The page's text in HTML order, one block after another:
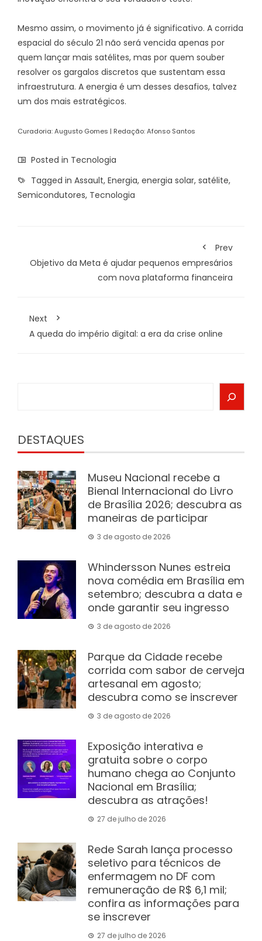
Mesmo assim, o movimento já é significativo. A corrida
espacial do século 21 não será vencida apenas por
quem lançar mais satélites, mas por quem souber
resolver os gargalos discretos que sustentam essa
infraestrutura. A energia é um desses desafios, talvez
um dos mais estratégicos.
Curadoria: Augusto Gomes | Redação: Afonso Santos
Posted in Tecnologia
Tagged in Assault, Energia, energia solar, satélite,
Semicondutores, Tecnologia
Prev
Objetivo da Meta é ajudar pequenos empresários
com nova plataforma financeira
Next
A queda do império digital: a era da crise online
DESTAQUES
Museu Nacional recebe a
Bienal Internacional do Livro
de Brasília 2026; descubra as
maneiras de participar
3 de agosto de 2026
Whindersson Nunes estreia
nova comédia em Brasília em
setembro; descubra a data e
onde garantir seu ingresso
3 de agosto de 2026
Parque da Cidade recebe
corrida com sabor de cerveja
artesanal em agosto;
descubra como se inscrever
3 de agosto de 2026
Exposição interativa e
gratuita sobre o corpo
humano chega ao Conjunto
Nacional em Brasília;
descubra as atrações!
27 de julho de 2026
Rede Sarah lança processo
seletivo para técnicos de
enfermagem no DF com
remuneração de R$ 6,1 mil;
confira as informações para
se inscrever
27 de julho de 2026